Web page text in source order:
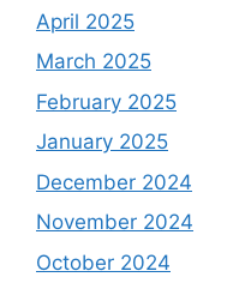
April 2025
March 2025
February 2025
January 2025
December 2024
November 2024
October 2024